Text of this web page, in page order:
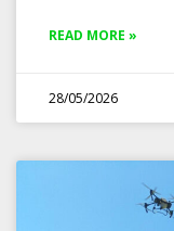
READ MORE »
28/05/2026